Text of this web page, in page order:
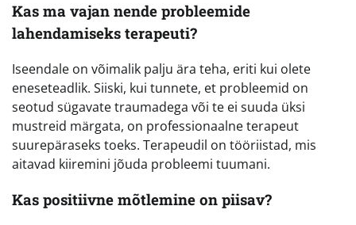
Kas ma vajan nende probleemide
lahendamiseks terapeuti?
Iseendale on võimalik palju ära teha, eriti kui olete
eneseteadlik. Siiski, kui tunnete, et probleemid on
seotud sügavate traumadega või te ei suuda üksi
mustreid märgata, on professionaalne terapeut
suurepäraseks toeks. Terapeudil on tööriistad, mis
aitavad kiiremini jõuda probleemi tuumani.
Kas positiivne mõtlemine on piisav?